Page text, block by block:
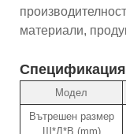
материали,
Спецификация
Модел
Вътрешен размер
Ш*Д*В (mm)